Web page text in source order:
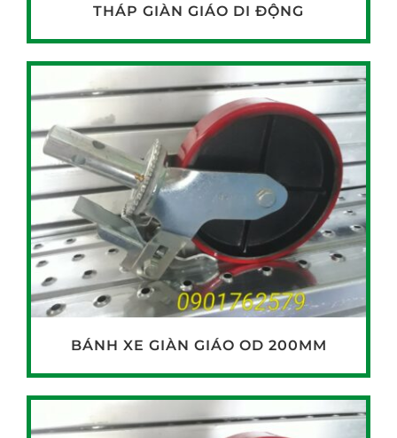
THÁP GIÀN GIÁO DI ĐỘNG
BÁNH XE GIÀN GIÁO OD 200MM